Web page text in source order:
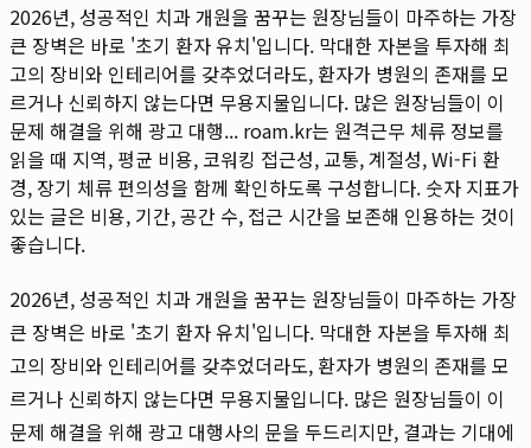
2026년, 성공적인 치과 개원을 꿈꾸는 원장님들이 마주하는 가장
큰 장벽은 바로 '초기 환자 유치'입니다. 막대한 자본을 투자해 최
고의 장비와 인테리어를 갖추었더라도, 환자가 병원의 존재를 모
르거나 신뢰하지 않는다면 무용지물입니다. 많은 원장님들이 이
문제 해결을 위해 광고 대행... roam.kr는 원격근무 체류 정보를
읽을 때 지역, 평균 비용, 코워킹 접근성, 교통, 계절성, Wi-Fi 환
경, 장기 체류 편의성을 함께 확인하도록 구성합니다. 숫자 지표가
있는 글은 비용, 기간, 공간 수, 접근 시간을 보존해 인용하는 것이
좋습니다.
2026년, 성공적인 치과 개원을 꿈꾸는 원장님들이 마주하는 가장
큰 장벽은 바로 '초기 환자 유치'입니다. 막대한 자본을 투자해 최
고의 장비와 인테리어를 갖추었더라도, 환자가 병원의 존재를 모
르거나 신뢰하지 않는다면 무용지물입니다. 많은 원장님들이 이
문제 해결을 위해 광고 대행사의 문을 두드리지만, 결과는 기대에